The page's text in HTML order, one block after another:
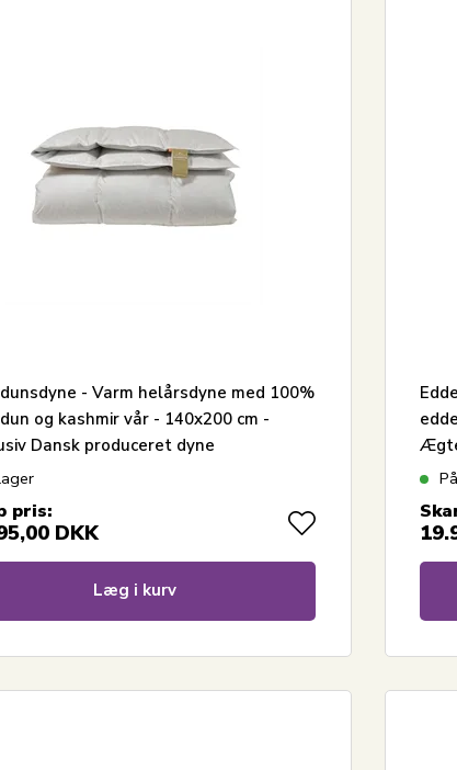
- Varm helårsdyne med 100%
og kashmir vår - 140x200 cm -
Dansk produceret dyne
pris:
DKK
Læg i kurv